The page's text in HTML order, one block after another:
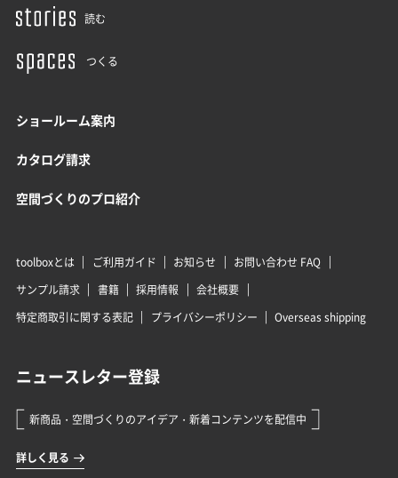
読む
つくる
ショールーム案内
カタログ請求
空間づくりのプロ紹介
toolboxとは ご利用ガイド お知らせ
お問い合わせ FAQ
サンプル請求
書籍 採用情報
会社概要
特定商取引に関する表記
プライバシーポリシー Overseas shipping